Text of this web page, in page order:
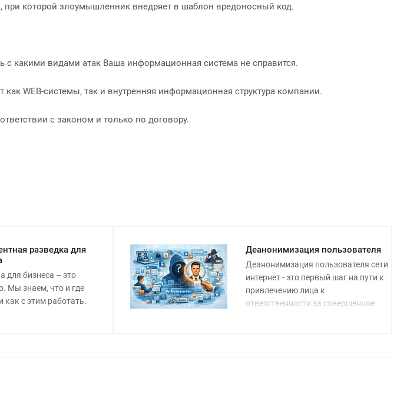
при которой злоумышленник внедряет в шаблон вредоносный код.
с какими видами атак Ваша информационная система не справится.
как WEB-системы, так и внутренняя информационная структура компании.
с законом и только по договору.
разведка для
для бизнеса – это
Мы знаем, что и где
как с этим работать.
Деанонимизация пользователя
Деанонимизация пользователя сети
интернет - это первый шаг на пути к
привлечению лица к
ответственности за совершенное